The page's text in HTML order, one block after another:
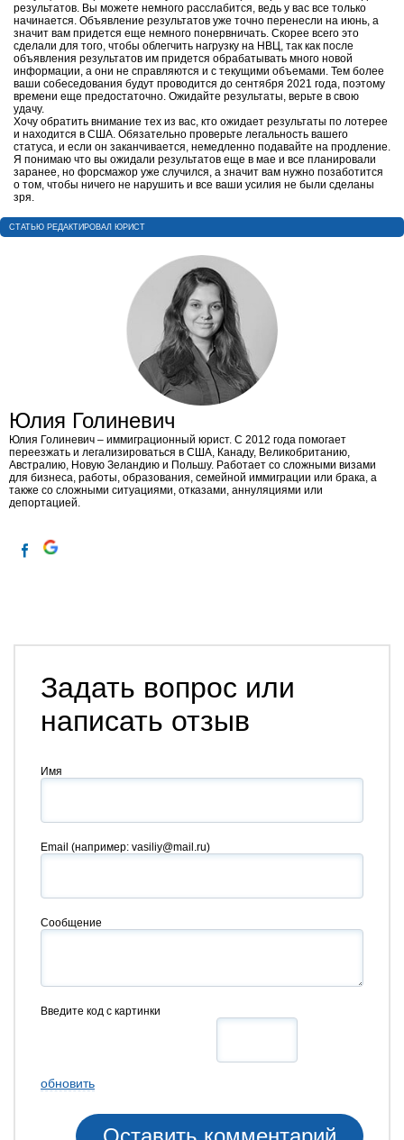
результатов. Вы можете немного расслабится, ведь у вас все только
начинается. Объявление результатов уже точно перенесли на июнь, а
значит вам придется еще немного понервничать. Скорее всего это
сделали для того, чтобы облегчить нагрузку на НВЦ, так как после
объявления результатов им придется обрабатывать много новой
информации, а они не справляются и с текущими объемами. Тем более
ваши собеседования будут проводится до сентября 2021 года, поэтому
времени еще предостаточно. Ожидайте результаты, верьте в свою
удачу.
Хочу обратить внимание тех из вас, кто ожидает результаты по лотерее
и находится в США. Обязательно проверьте легальность вашего
статуса, и если он заканчивается, немедленно подавайте на продление.
Я понимаю что вы ожидали результатов еще в мае и все планировали
заранее, но форсмажор уже случился, а значит вам нужно позаботится
о том, чтобы ничего не нарушить и все ваши усилия не были сделаны
зря.
CТАТЬЮ РЕДАКТИРОВАЛ ЮРИСТ
Юлия Голиневич
Юлия Голиневич​ – иммиграционный юрист. С 2012 года помогает
переезжать и легализироваться в США, Канаду, Великобританию,
Австралию, Новую Зеландию и Польшу. Работает со сложными визами
для бизнеса, работы, образования, семейной иммиграции или брака, а
также со сложными ситуациями, отказами, аннуляциями или
депортацией.
Задать вопрос или
написать отзыв
Имя
Email (например: vasiliy@mail.ru)
Сообщение
Введите код с картинки
обновить